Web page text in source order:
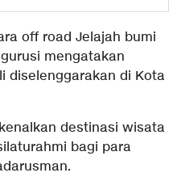
off road Jelajah bumi
mengatakan
diselenggarakan di Kota
destinasi wisata
bagi para